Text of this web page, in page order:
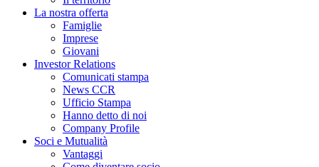
La nostra offerta
Famiglie
Imprese
Giovani
Investor Relations
Comunicati stampa
News CCR
Ufficio Stampa
Hanno detto di noi
Company Profile
Soci e Mutualità
Vantaggi